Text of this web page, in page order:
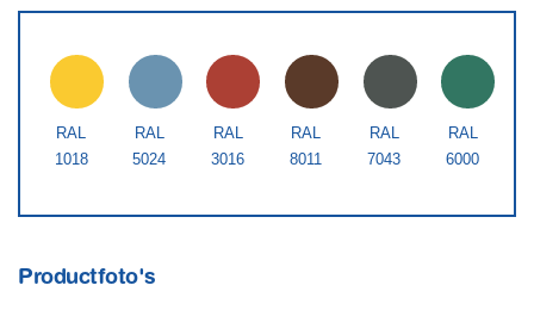
RAL
1018
RAL
5024
RAL
3016
RAL
8011
RAL
7043
RAL
6000
Productfoto's